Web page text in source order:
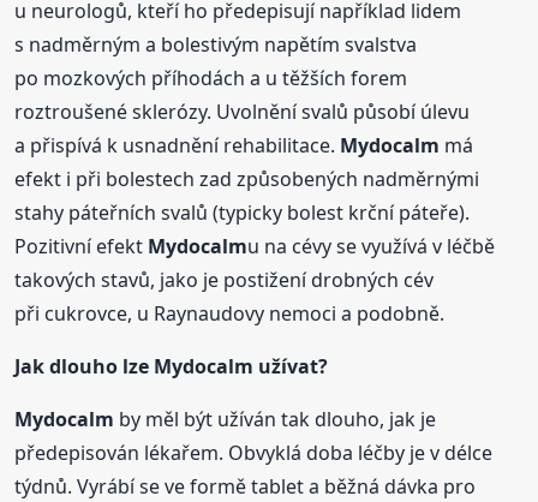
u neurologů, kteří ho předepisují například lidem
s nadměrným a bolestivým napětím svalstva
po mozkových příhodách a u těžších forem
roztroušené sklerózy. Uvolnění svalů působí úlevu
a přispívá k usnadnění rehabilitace. Mydocalm má
efekt i při bolestech zad způsobených nadměrnými
stahy páteřních svalů (typicky bolest krční páteře).
Pozitivní efekt Mydocalmu na cévy se využívá v léčbě
takových stavů, jako je postižení drobných cév
při cukrovce, u Raynaudovy nemoci a podobně.
Jak dlouho lze Mydocalm užívat?
Mydocalm by měl být užíván tak dlouho, jak je
předepisován lékařem. Obvyklá doba léčby je v délce
týdnů. Vyrábí se ve formě tablet a běžná dávka pro